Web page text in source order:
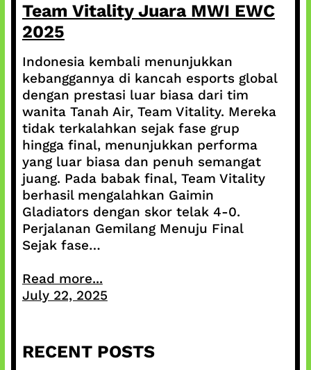
Team Vitality Juara MWI EWC
2025
Indonesia kembali menunjukkan
kebanggannya di kancah esports global
dengan prestasi luar biasa dari tim
wanita Tanah Air, Team Vitality. Mereka
tidak terkalahkan sejak fase grup
hingga final, menunjukkan performa
yang luar biasa dan penuh semangat
juang. Pada babak final, Team Vitality
berhasil mengalahkan Gaimin
Gladiators dengan skor telak 4-0.
Perjalanan Gemilang Menuju Final
Sejak fase…
Read more...
July 22, 2025
RECENT POSTS